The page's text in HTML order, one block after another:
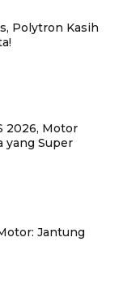
Polytron Kasih
2026, Motor
yang Super
Jantung